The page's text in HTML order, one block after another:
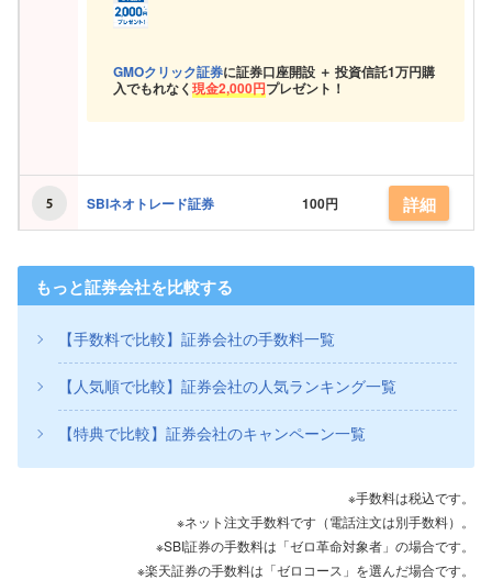
GMOクリック証券に証券口座開設 ＋ 投資信託1万円購
入でもれなく現金2,000円プレゼント！
SBIネオトレード証券 100円 詳細
もっと証券会社を比較する
【手数料で比較】証券会社の手数料一覧
【人気順で比較】証券会社の人気ランキング一覧
【特典で比較】証券会社のキャンペーン一覧
※手数料は税込です。
※ネット注文手数料です（電話注文は別手数料）。
※SBI証券の手数料は「ゼロ革命対象者」の場合です。
※楽天証券の手数料は「ゼロコース」を選んだ場合です。